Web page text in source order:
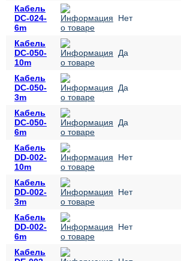
Кабель
DC-024-
6m
Нет
Кабель
DC-050-
10m
Да
Кабель
DC-050-
3m
Да
Кабель
DC-050-
6m
Да
Кабель
DD-002-
10m
Нет
Кабель
DD-002-
3m
Нет
Кабель
DD-002-
6m
Нет
Кабель